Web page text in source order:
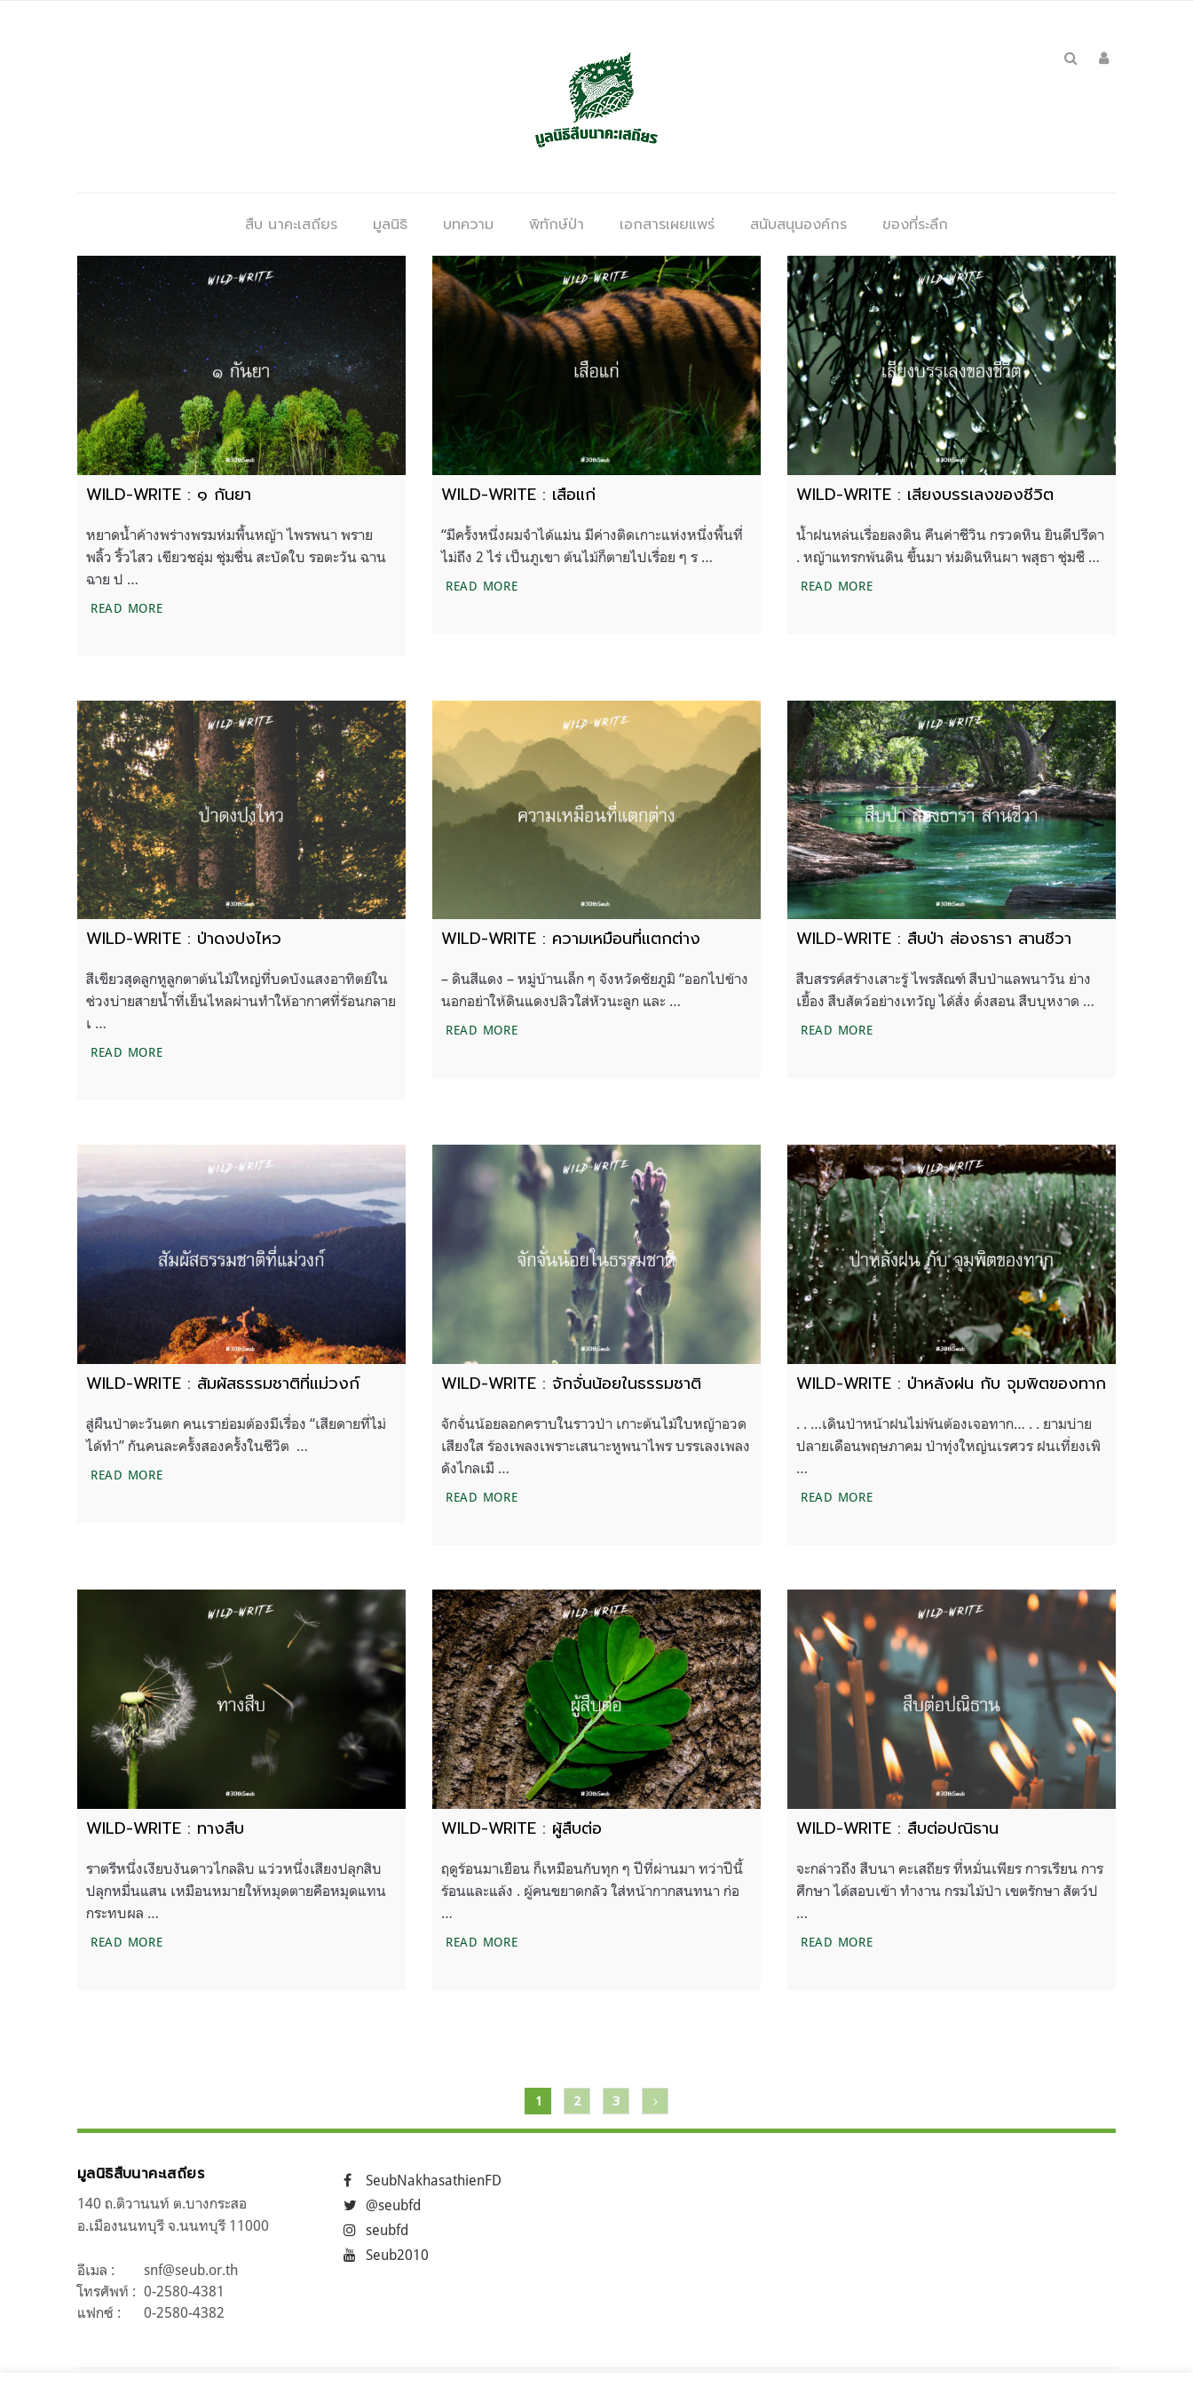
สืบ นาคะเสถียร มูลนิธิ บทความ พิทักษ์ป่า เอกสารเผยแพร่ สนับสนุนองค์กร ของที่ระลึก
WILD-WRITE : ๑ กันยา
หยาดน้ำค้างพร่างพรมห่มพื้นหญ้า ไพรพนา พราย
พลิ้ว ริ้วไสว เขียวชอุ่ม ชุ่มชื่น สะบัดใบ รอตะวัน ฉาน
ฉาย ป …
READ MOREWILD-WRITE : ๑ กันยา
WILD-WRITE : เสือแก่
“มีครั้งหนึ่งผมจำได้แม่น มีค่างติดเกาะแห่งหนึ่งพื้นที่
ไม่ถึง 2 ไร่ เป็นภูเขา ต้นไม้ก็ตายไปเรื่อย ๆ ร …
READ MOREWILD-WRITE : เสือแก่
WILD-WRITE : เสียงบรรเลงของชีวิต
น้ำฝนหล่นเรื่อยลงดิน คืนค่าชีวิน กรวดหิน ยินดีปรีดา
. หญ้าแทรกพ้นดิน ขึ้นมา ห่มดินหินผา พสุธา ชุ่มชื …
READ MOREWILD-WRITE : เสียงบรรเลงของชีวิต
WILD-WRITE : ป่าดงปงไหว
สีเขียวสุดลูกหูลูกตาต้นไม้ใหญ่ที่บดบังแสงอาทิตย์ใน
ช่วงบ่ายสายน้ำที่เย็นไหลผ่านทำให้อากาศที่ร้อนกลาย
เ …
READ MOREWILD-WRITE : ป่าดงปงไหว
WILD-WRITE : ความเหมือนที่แตกต่าง
– ดินสีแดง – หมู่บ้านเล็ก ๆ จังหวัดชัยภูมิ “ออกไปข้าง
นอกอย่าให้ดินแดงปลิวใส่หัวนะลูก และ …
READ MOREWILD-WRITE : ความเหมือนที่แตกต่าง
WILD-WRITE : สืบป่า ส่องธารา สานชีวา
สืบสรรค์สร้างเสาะรู้ ไพรสัณฑ์ สืบป่าแลพนาวัน ย่าง
เยื้อง สืบสัตว์อย่างเทวัญ ได้สั่ง ดั่งสอน สืบบุหงาด …
READ MOREWILD-WRITE : สืบป่า ส่องธารา สานชีวา
WILD-WRITE : สัมผัสธรรมชาติที่แม่วงก์
สู่ผืนป่าตะวันตก คนเราย่อมต้องมีเรื่อง “เสียดายที่ไม่
ได้ทำ” กันคนละครั้งสองครั้งในชีวิต …
READ MOREWILD-WRITE : สัมผัสธรรมชาติที่แม่วงก์
WILD-WRITE : จักจั่นน้อยในธรรมชาติ
จักจั่นน้อยลอกคราบในราวป่า เกาะต้นไม้ใบหญ้าอวด
เสียงใส ร้องเพลงเพราะเสนาะหูพนาไพร บรรเลงเพลง
ดังไกลเมื …
READ MOREWILD-WRITE : จักจั่นน้อยในธรรมชาติ
WILD-WRITE : ป่าหลังฝน กับ จุมพิตของทาก
. . …เดินป่าหน้าฝนไม่พ้นต้องเจอทาก… . . ยามบ่าย
ปลายเดือนพฤษภาคม ป่าทุ่งใหญ่นเรศวร ฝนเที่ยงเพิ
…
READ MOREWILD-WRITE : ป่าหลังฝน กับ จุมพิตของทาก
WILD-WRITE : ทางสืบ
ราตรีหนึ่งเงียบงันดาวไกลลิบ แว่วหนึ่งเสียงปลุกสิบ
ปลุกหมื่นแสน เหมือนหมายให้หมุดตายคือหมุดแทน
กระทบผล …
READ MOREWILD-WRITE : ทางสืบ
WILD-WRITE : ผู้สืบต่อ
ฤดูร้อนมาเยือน ก็เหมือนกับทุก ๆ ปีที่ผ่านมา ทว่าปีนี้
ร้อนและแล้ง . ผู้คนขยาดกลัว ใส่หน้ากากสนทนา ก่อ
…
READ MOREWILD-WRITE : ผู้สืบต่อ
WILD-WRITE : สืบต่อปณิธาน
จะกล่าวถึง สืบนา คะเสถียร ที่หมั่นเพียร การเรียน การ
ศึกษา ได้สอบเข้า ทำงาน กรมไม้ป่า เขตรักษา สัตว์ป
…
READ MOREWILD-WRITE : สืบต่อปณิธาน
เรื่อง
1 2 3
มูลนิธิสืบนาคะเสถียร
140 ถ.ติวานนท์ ต.บางกระสอ
อ.เมืองนนทบุรี จ.นนทบุรี 11000
อีเมล :
snf@seub.or.th
โทรศัพท์ : 0-2580-4381
แฟกซ์ :
0-2580-4382
SeubNakhasathienFD
@seubfd
seubfd
Seub2010